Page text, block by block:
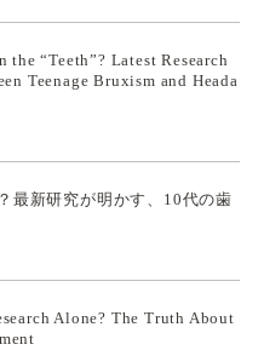
the “Teeth”? Latest Research
Teenage Bruxism and Heada
最新研究が明かす、10代の歯
Alone? The Truth About